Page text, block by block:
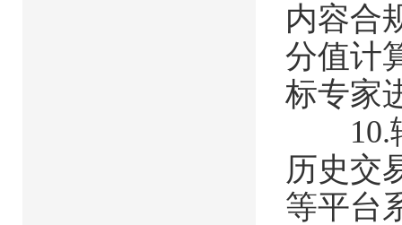
内容合
分值计
标专家
10.辅
历史交
等平台